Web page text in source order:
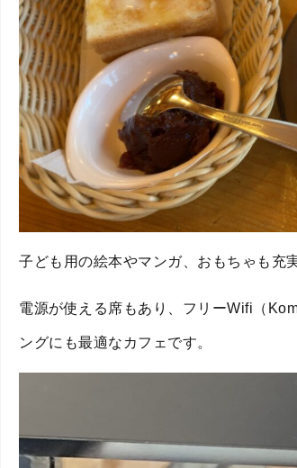
子ども用の絵本やマンガ、おもちゃも充
電源が使える席もあり、フリーWifi（
ングにも最適なカフェです。